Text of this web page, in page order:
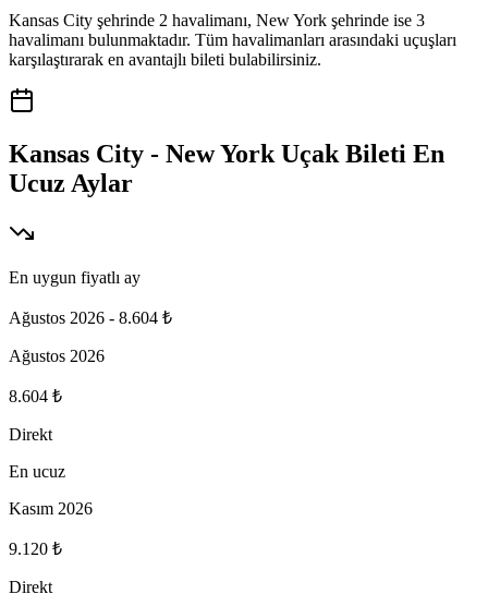
Kansas City şehrinde 2 havalimanı, New York şehrinde ise 3
havalimanı bulunmaktadır. Tüm havalimanları arasındaki uçuşları
karşılaştırarak en avantajlı bileti bulabilirsiniz.
Kansas City - New York Uçak Bileti En
Ucuz Aylar
En uygun fiyatlı ay
Ağustos 2026 - 8.604 ₺
Ağustos 2026
8.604 ₺
Direkt
En ucuz
Kasım 2026
9.120 ₺
Direkt